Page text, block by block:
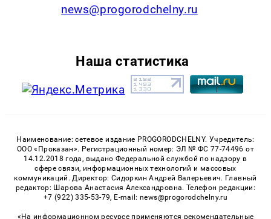
news@progorodchelny.ru
Наша статистика
Наименование: сетевое издание PROGORODCHELNY. Учредитель:
ООО «Проказан». Регистрационный номер: ЭЛ № ФС 77-74496 от
14.12.2018 года, выдано Федеральной службой по надзору в
сфере связи, информационных технологий и массовых
коммуникаций. Директор: Сидоркин Андрей Валерьевич. Главный
редактор: Шарова Анастасия Александровна. Телефон редакции:
+7 (922) 335-53-79, E-mail: news@progorodchelny.ru
«На информационном ресурсе применяются рекомендательные